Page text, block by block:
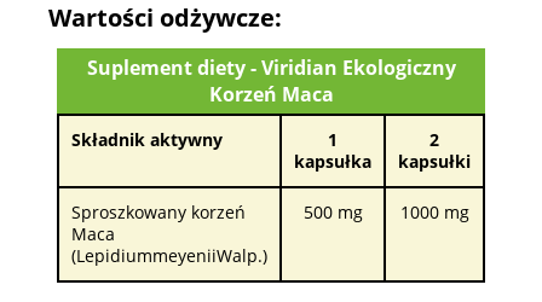
Wartości odżywcze:
Suplement diety - Viridian Ekologiczny
Korzeń Maca
Składnik aktywny
1
kapsułka
2
kapsułki
Sproszkowany korzeń
Maca
(LepidiummeyeniiWalp.)
500 mg 1000 mg